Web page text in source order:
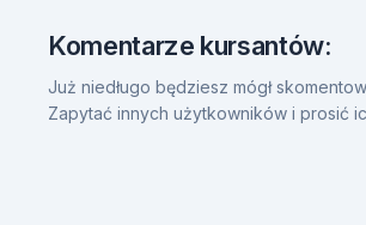
Komentarze kursantów:
Już niedługo będziesz mógł
Zapytać innych użytkowników i prosić